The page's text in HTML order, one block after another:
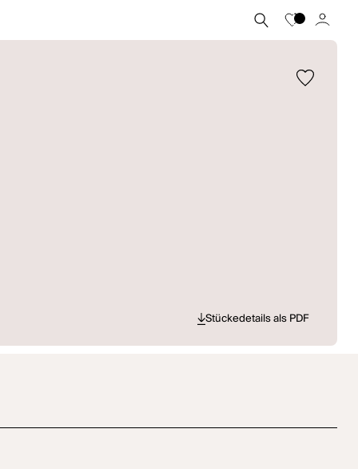
Stückedetails als PDF